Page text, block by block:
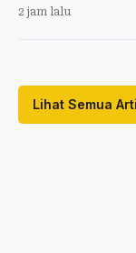
2 jam lalu
Lihat Semua